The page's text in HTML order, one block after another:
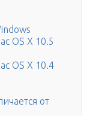
OS X 10.5
OS X 10.4
от